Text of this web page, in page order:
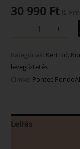
30 990 Ft &
-
+
Kategóriák: Kerti tó,
levegőztetés
Címke: Pontec
Leírás